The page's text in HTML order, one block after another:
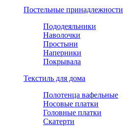
Постельные принадлежности
Пододеяльники
Наволочки
Простыни
Наперники
Покрывала
Текстиль для дома
Полотенца вафельные
Носовые платки
Головные платки
Скатерти